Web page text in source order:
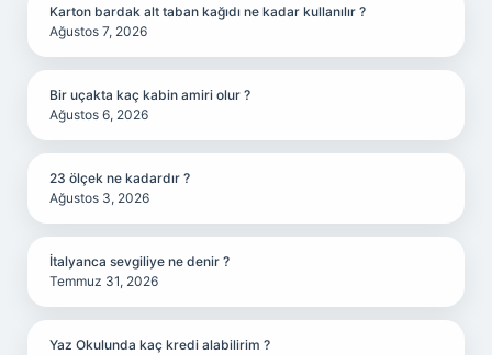
Karton bardak alt taban kağıdı ne kadar kullanılır ?
Ağustos 7, 2026
Bir uçakta kaç kabin amiri olur ?
Ağustos 6, 2026
23 ölçek ne kadardır ?
Ağustos 3, 2026
İtalyanca sevgiliye ne denir ?
Temmuz 31, 2026
Yaz Okulunda kaç kredi alabilirim ?